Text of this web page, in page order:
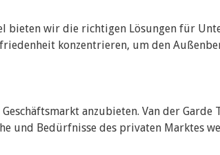
bieten wir die richtigen Lösungen für
konzentrieren, um den
anzubieten. Van der
und Bedürfnisse des privaten Marktes